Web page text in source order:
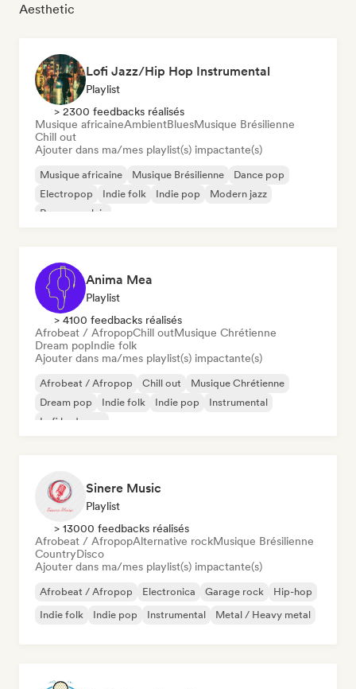
Aesthetic
Lofi Jazz/Hip Hop Instrumental
Playlist
> 2300 feedbacks réalisés
Musique africaineAmbientBluesMusique Brésilienne
Chill out
Ajouter dans ma/mes playlist(s) impactante(s)
Musique africaine Musique Brésilienne
Dance pop
Electropop
Indie folk Indie pop
Modern jazz
Rap en anglais
Anima Mea
Playlist
> 4100 feedbacks réalisés
Afrobeat / AfropopChill outMusique Chrétienne
Dream popIndie folk
Ajouter dans ma/mes playlist(s) impactante(s)
Afrobeat / Afropop Chill out
Musique Chrétienne
Dream pop
Indie folk Indie pop
Instrumental
Lofi bedroom
Sinere Music
Playlist
> 13000 feedbacks réalisés
Afrobeat / AfropopAlternative rockMusique Brésilienne
CountryDisco
Ajouter dans ma/mes playlist(s) impactante(s)
Afrobeat / Afropop Electronica Garage rock
Hip-hop
Indie folk
Indie pop Instrumental Metal / Heavy metal